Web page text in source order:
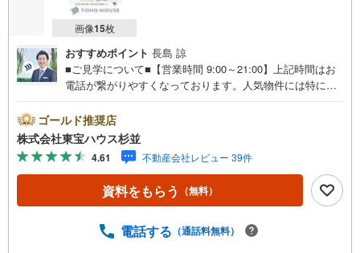
画像15枚
おすすめポイント 長島 諒
■ご見学について■【営業時間 9:00～21:00】上記時間はお
電話が繋がりやすくなっております。人気物件には特に問
「室内・現地を見学する」ボタンよりご予約いただくとご
見学がスムーズです。■ご予約に際して■日時のご希望をお
伝えくださいませ。（もちろん当日でも対応可能です。）
事前に鍵等の手配や内覧（居住中物件）の手配が必要な場
合がございますのでご容赦ください。■ミラカレCLUB■弊
社で売買されたお客様は、ミラカレCLUBに加入可能です。
オンラインでやりとりができます。■FPによるファイナン
ゴールド推奨店
株式会社東宝ハウス杉並
4.61 不動産会社レビュー 39件
資料をもらう （無料）
電話する （通話料無料）